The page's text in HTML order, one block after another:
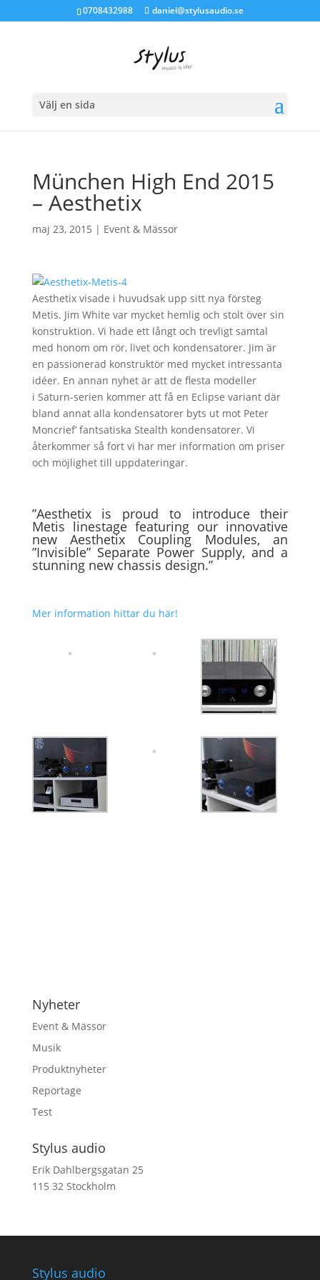
0708432988 daniel@stylusaudio.se
Välj en sida
München High End 2015
– Aesthetix
maj 23, 2015 | Event & Mässor
Aesthetix visade i huvudsak upp sitt nya försteg
Metis. Jim White var mycket hemlig och stolt över sin
konstruktion. Vi hade ett långt och trevligt samtal
med honom om rör, livet och kondensatorer. Jim är
en passionerad konstruktör med mycket intressanta
idéer. En annan nyhet är att de flesta modeller
i Saturn-serien kommer att få en Eclipse variant där
bland annat alla kondensatorer byts ut mot Peter
Moncrief’ fantsatiska Stealth kondensatorer. Vi
återkommer så fort vi har mer information om priser
och möjlighet till uppdateringar.
”Aesthetix is proud to introduce their
Metis linestage featuring our innovative
new Aesthetix Coupling Modules, an
”Invisible” Separate Power Supply, and a
stunning new chassis design.”
Mer information hittar du här!
Nyheter
Event & Mässor
Musik
Produktnyheter
Reportage
Test
Stylus audio
Erik Dahlbergsgatan 25
115 32 Stockholm
Stylus audio